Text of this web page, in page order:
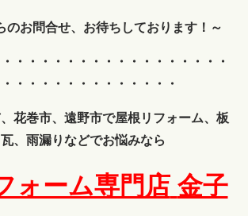
のお問合せ、お待ちしております！～
・・・・
・・・・・・・・・・・・・
・・・・・・・・・・・・・・
花巻市、遠野市で屋根リフォーム、板
、雨漏りなどでお悩みなら
ォーム専門店 金子